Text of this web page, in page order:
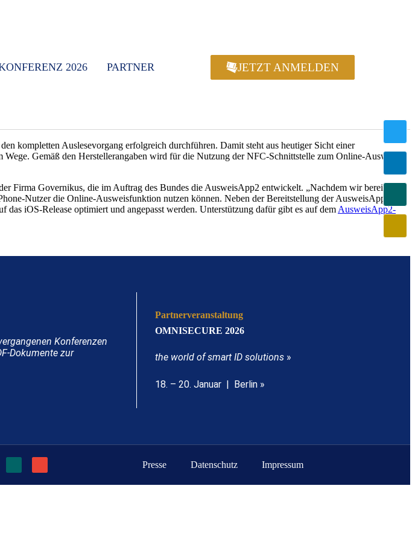
2026 PARTNER JETZT ANMELDEN
kompletten Auslesevorgang erfolgreich durchführen. Damit steht aus heutiger Sicht einer
Gemäß den Herstellerangaben wird für die Nutzung der NFC-Schnittstelle zum Online-Ausweisen
Firma Governikus, die im Auftrag des Bundes die AusweisApp2 entwickelt. „Nachdem wir bereits
Nutzer die Online-Ausweisfunktion nutzen können. Neben der Bereitstellung der AusweisApp2 für
iOS-Release optimiert und angepasst werden. Unterstützung dafür gibt es auf dem AusweisApp2-
Konferenzen
Dokumente zur
Partnerveranstaltung
OMNISECURE 2026
the world of smart ID solutions »
18. – 20. Januar | Berlin »
Presse Datenschutz Impressum